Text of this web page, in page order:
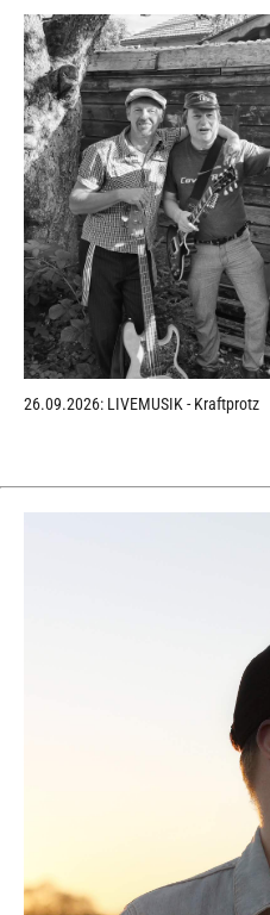
26.09.2026: LIVEMUSIK - Kraftprotz